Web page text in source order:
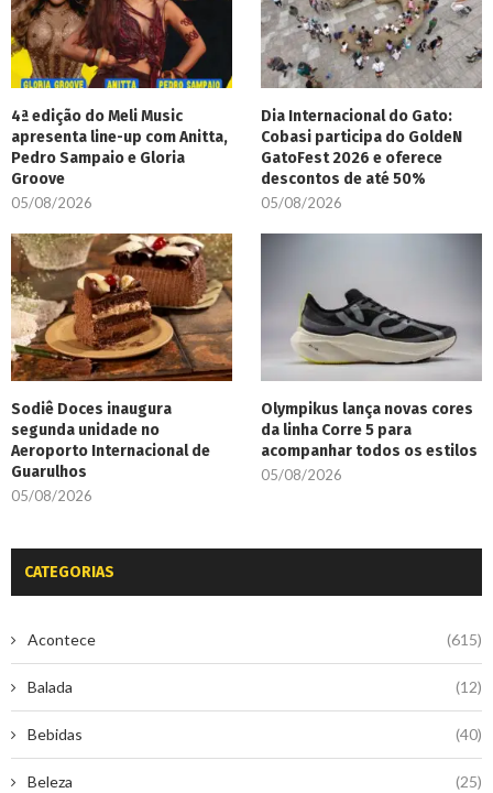
4ª edição do Meli Music
apresenta line-up com Anitta,
Pedro Sampaio e Gloria
Groove
05/08/2026
Dia Internacional do Gato:
Cobasi participa do GoldeN
GatoFest 2026 e oferece
descontos de até 50%
05/08/2026
Sodiê Doces inaugura
segunda unidade no
Aeroporto Internacional de
Guarulhos
05/08/2026
Olympikus lança novas cores
da linha Corre 5 para
acompanhar todos os estilos
05/08/2026
CATEGORIAS
Acontece (615)
Balada (12)
Bebidas (40)
Beleza (25)